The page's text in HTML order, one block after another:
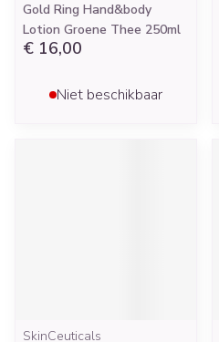
Gold Ring Hand&body
Lotion Groene Thee 250ml
€ 16,00
Niet beschikbaar
SkinCeuticals